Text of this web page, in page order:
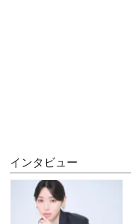
インタビュー